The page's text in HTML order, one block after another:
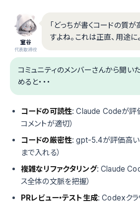
室谷
代表取締役
「どっちが書くコードの質
すよね。これは正直、用途に
コミュニティのメンバーさんから聞い
めると・・・
コードの可読性: Claude Codeが評
コメントが適切）
コードの厳密性: gpt-5.4が評価高い
まで入れる）
複雑なリファクタリング: Claude
ス全体の文脈を把握）
PRレビュー・テスト生成: Codexクラ